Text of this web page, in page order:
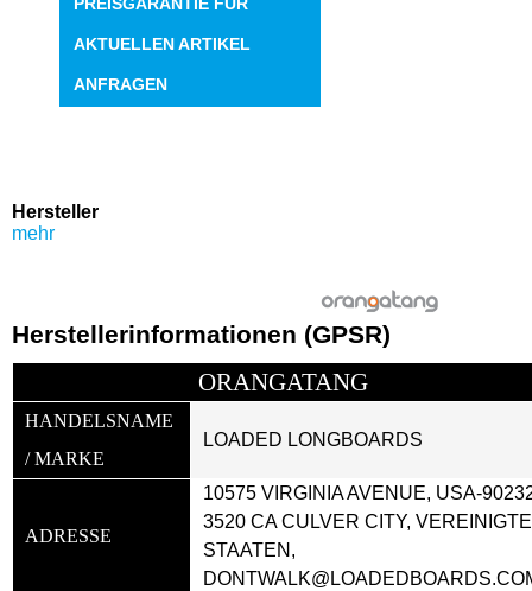
AKTUELLEN ARTIKEL
ANFRAGEN
Hersteller
mehr
Herstellerinformationen (GPSR)
ORANGATANG
HANDELSNAME
/ MARKE
LOADED LONGBOARDS
ADRESSE
10575 VIRGINIA AVENUE, USA-
3520 CA CULVER CITY,
STAATEN,